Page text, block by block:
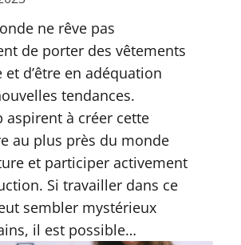
ne rêve pas
de porter des vêtements
d’être en adéquation
tendances.
aspirent à créer cette
au plus près du monde
et participer activement
Si travailler dans ce
sembler mystérieux
il est possible…